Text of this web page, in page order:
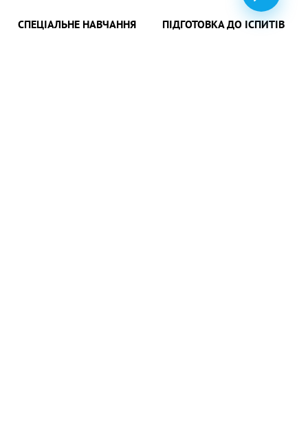
СПЕЦІАЛЬНЕ НАВЧАННЯ ПІДГОТОВКА ДО ІСПИТІВ